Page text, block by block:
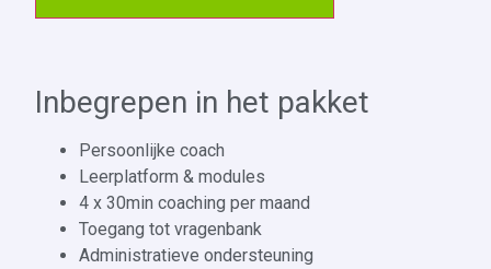
Inbegrepen in het pakket
Persoonlijke coach
Leerplatform & modules
4 x 30min coaching per maand
Toegang tot vragenbank
Administratieve ondersteuning